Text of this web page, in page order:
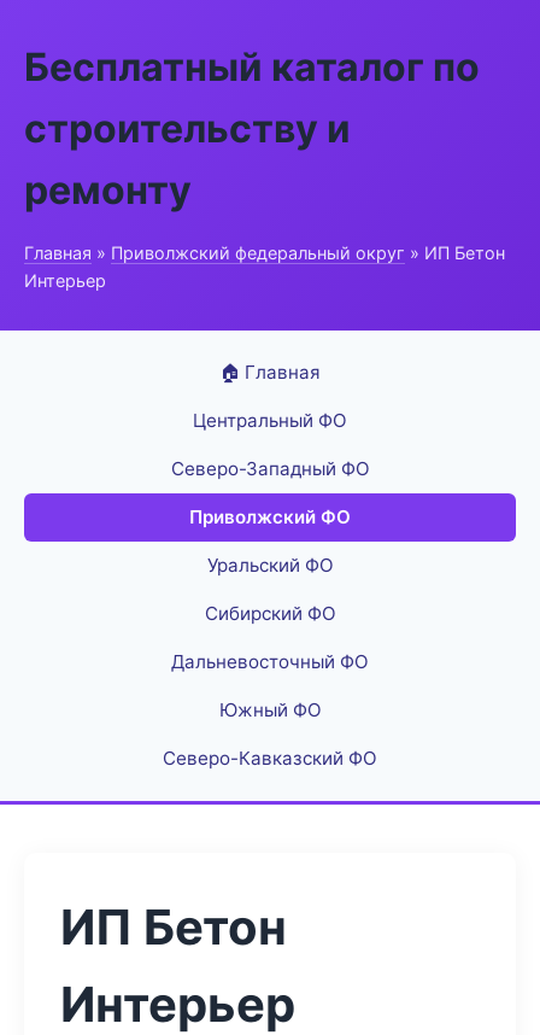
Бесплатный каталог по
строительству и
ремонту
Главная » Приволжский федеральный округ » ИП Бетон
Интерьер
🏠 Главная
Центральный ФО
Северо-Западный ФО
Приволжский ФО
Уральский ФО
Сибирский ФО
Дальневосточный ФО
Южный ФО
Северо-Кавказский ФО
ИП Бетон
Интерьер